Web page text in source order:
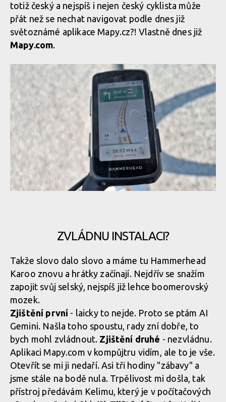
totiž český a nejspíš i nejen český cyklista může
přát než se nechat navigovat podle dnes již
světoznámé aplikace Mapy.cz?! Vlastně dnes již
Mapy.com.
ZVLÁDNU INSTALACI?
Takže slovo dalo slovo a máme tu Hammerhead
Karoo znovu a hrátky začínají. Nejdřív se snažím
zapojit svůj selský, nejspíš již lehce boomerovský
mozek.
Zjištění první - laicky to nejde. Proto se ptám AI
Gemini. Našla toho spoustu, rady zní dobře, to
bych mohl zvládnout. Zjištění druhé - nezvládnu.
Aplikaci Mapy.com v kompůjtru vidím, ale to je vše.
Otevřít se mi ji nedaří. Asi tři hodiny "zábavy" a
jsme stále na bodě nula. Trpělivost mi došla, tak
přístroj předávám Kelimu, který je v počítačových